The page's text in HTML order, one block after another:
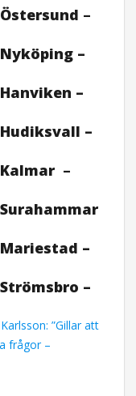
–
–
–
–
–
–
–
”Gillar att
frågor –